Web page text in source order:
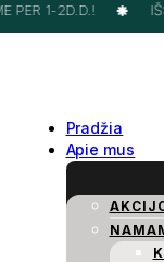
PER 1-2D.D.!
Pradžia
Apie mus